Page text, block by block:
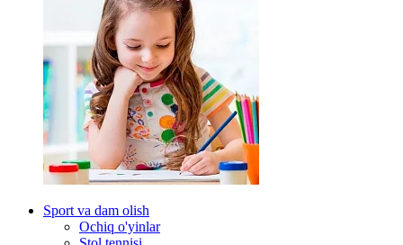
Sport va dam olish
Ochiq o'yinlar